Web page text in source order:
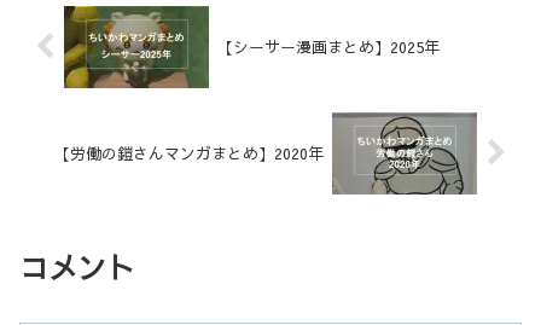
【シーサー漫画まとめ】2025年
【労働の鎧さんマンガまとめ】2020年
コメント